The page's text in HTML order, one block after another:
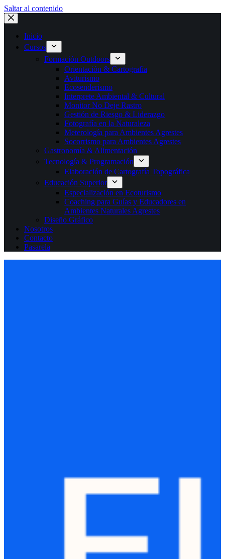
Saltar al contenido
Inicio
Cursos
Formación Outdoors
Orientación & Cartografía
Aviturismo
Ecosenderismo
Interprete Ambiental & Cultural
Monitor No Deje Rastro
Gestión de Riesgo & Liderazgo
Fotografía en la Naturaleza
Meterología para Ambientes Agrestes
Socorrismo para Ambientes Agrestes
Gastronomía & Alimentación
Tecnología & Programación
Elaboración de Cartografía Topográfica
Educación Superior
Especialización en Ecoturismo
Coaching para Guías y Educadores en
Ambientes Naturales Agrestes
Diseño Gráfico
Nosotros
Contacto
Pasarela